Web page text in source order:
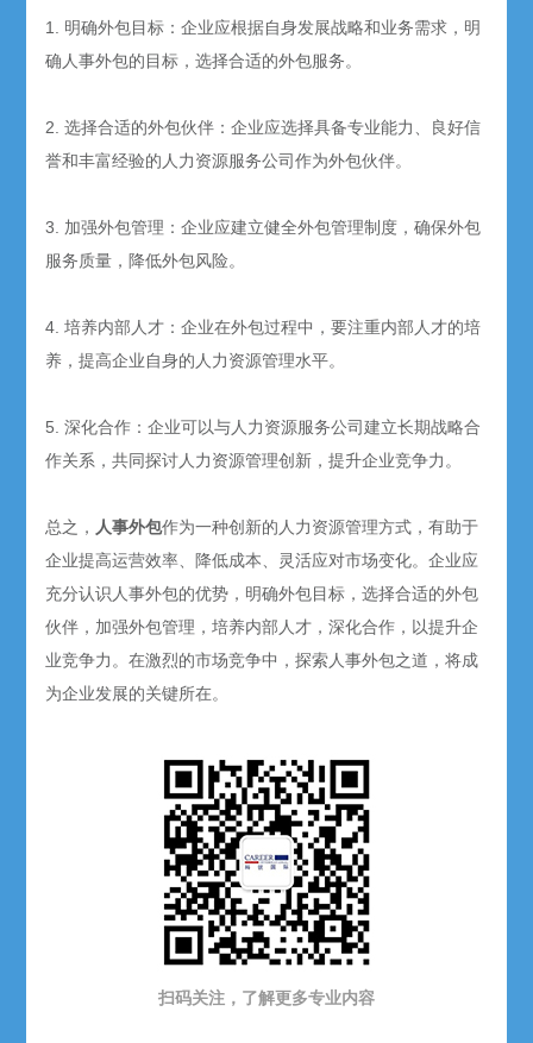
1. 明确外包目标：企业应根据自身发展战略和业务需求，明
确人事外包的目标，选择合适的外包服务。
2. 选择合适的外包伙伴：企业应选择具备专业能力、良好信
誉和丰富经验的人力资源服务公司作为外包伙伴。
3. 加强外包管理：企业应建立健全外包管理制度，确保外包
服务质量，降低外包风险。
4. 培养内部人才：企业在外包过程中，要注重内部人才的培
养，提高企业自身的人力资源管理水平。
5. 深化合作：企业可以与人力资源服务公司建立长期战略合
作关系，共同探讨人力资源管理创新，提升企业竞争力。
总之， 人事外包作为一种创新的人力资源管理方式，有助于
企业提高运营效率、降低成本、灵活应对市场变化。企业应
充分认识人事外包的优势，明确外包目标，选择合适的外包
伙伴，加强外包管理，培养内部人才，深化合作，以提升企
业竞争力。在激烈的市场竞争中，探索人事外包之道，将成
为企业发展的关键所在。
扫码关注，了解更多专业内容